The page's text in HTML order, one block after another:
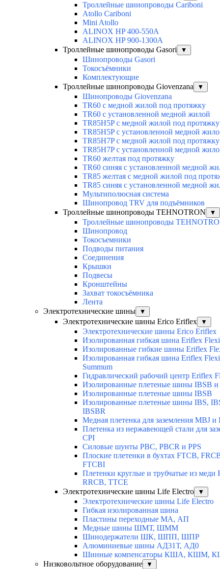
Троллейные шинопроводы Cariboni
Atollo Cariboni
Mini Atollo
ALINOX HP 400-550A
ALINOX HP 900-1300A
Троллейные шинопроводы Gasori
▼
Шинопроводы Gasori
Токосъёмники
Комплектующие
Троллейные шинопроводы Giovenzana
▼
Шинопроводы Giovenzana
TR60 с медной жилой под протяжку
TR60 с установленной медной жилой
TR85H5P с медной жилой под протяжку
TR85H5P с установленной медной
TR85H7P с медной жилой под протяжку
TR85H7P с установленной медной
TR60 желтая под протяжку
TR60 синяя с установленной медной
TR85 желтая с медной жилой под
TR85 синяя с установленной медной
Мультиполюсная система
Шинопровод TRV для подъёмников
Троллейные шинопроводы TEHNOTRON
▼
Троллейные шинопроводы
Шинопровод
Токосъемники
Подводы питания
Соединения
Крышки
Подвесы
Кронштейны
Захват токосъёмника
Лента
Электротехнические шины
▼
Электротехнические шины Erico Eriflex ▼
Электротехнические шины Erico Eriflex
Изолированная гибкая шина Eriflex
Изолированные гибкие шины Eriflex
Изолированная гибкая шина Eriflex
Summum
Гидравлический рабочий центр Eriflex
Изолированные плетеные шины IBSB
Изолированные плетеные шины IBSB
Изолированные плетеные шины IBS,
IBSBR
Медная плетенка для заземления MBJ и
Плетенка из нержавеющей стали для
CPI
Силовые шунты PBC, PBCR и PPS
Плоские плетенки в бухтах FTCB,
FTCBI
Плетенки круглые и трубчатые из меди
RRCB, TTCE
Электротехнические шины Life Electro
▼
Электротехнические шины Life Electro
Гибкая изолированная шина
Пластины переходные МА, АП
Медные шины ШМТ, ШММ
Шинодержатели ШК, ШПП, ШПР
Алюминиевые шины АД31Т, АД0
Шинные компенсаторы КША, КШМ,
Низковольтное оборудование
▼